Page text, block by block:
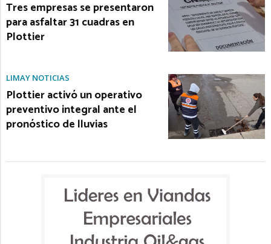
Tres empresas se presentaron
para asfaltar 31 cuadras en
Plottier
LIMAY NOTICIAS
Plottier activó un operativo
preventivo integral ante el
pronóstico de lluvias